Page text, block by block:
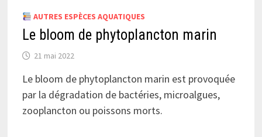
AUTRES ESPÈCES AQUATIQUES
Le bloom de phytoplancton marin
21 mai 2022
Le bloom de phytoplancton marin est provoquée
par la dégradation de bactéries, microalgues,
zooplancton ou poissons morts.